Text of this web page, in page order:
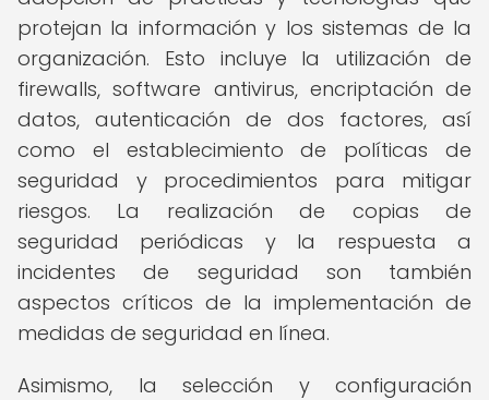
protejan la información y los sistemas de la
organización. Esto incluye la utilización de
firewalls, software antivirus, encriptación de
datos, autenticación de dos factores, así
como el establecimiento de políticas de
seguridad y procedimientos para mitigar
riesgos. La realización de copias de
seguridad periódicas y la respuesta a
incidentes de seguridad son también
aspectos críticos de la implementación de
medidas de seguridad en línea.
Asimismo, la selección y configuración